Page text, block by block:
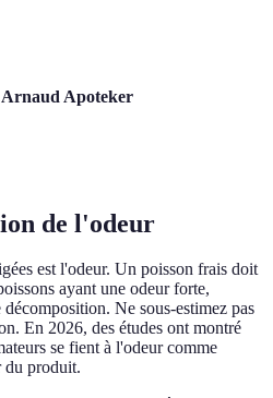
Arnaud Apoteker
de l'odeur
est l'odeur. Un poisson frais doit
ayant une odeur forte,
Ne sous-estimez pas
En 2026, des études ont montré
se fient à l'odeur comme
du produit.